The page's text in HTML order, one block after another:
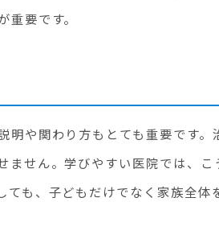
要です。
や関わり方もとても重要です
せん。学びやすい医院では、
も、子どもだけでなく家族全体